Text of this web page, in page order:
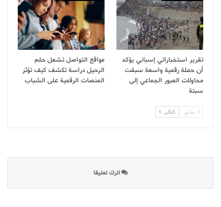
تقرير استخباراتي إسباني يؤكد
أن حملة رقمية واسعة سبقت
محاولات العبور الجماعي إلى
سبتة
مواقع التواصل تشعل حلم
الرحيل دراسة تكشف كيف تؤثر
المنصات الرقمية على الشباب
سابق التالى
اترك تعليقا